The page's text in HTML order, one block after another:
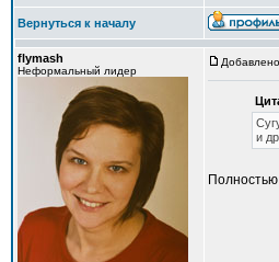
Вернуться к началу
flymash
Неформальный лидер
и
Полностью